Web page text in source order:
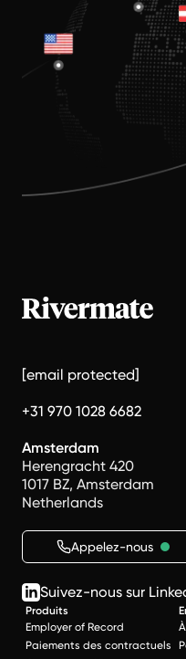
[email protected]
+31 970 1028 6682
Amsterdam
Herengracht 420
1017 BZ, Amsterdam
Netherlands
Appelez-nous
Suivez-nous sur
Produits
Employer of Record
Paiements des contractuels